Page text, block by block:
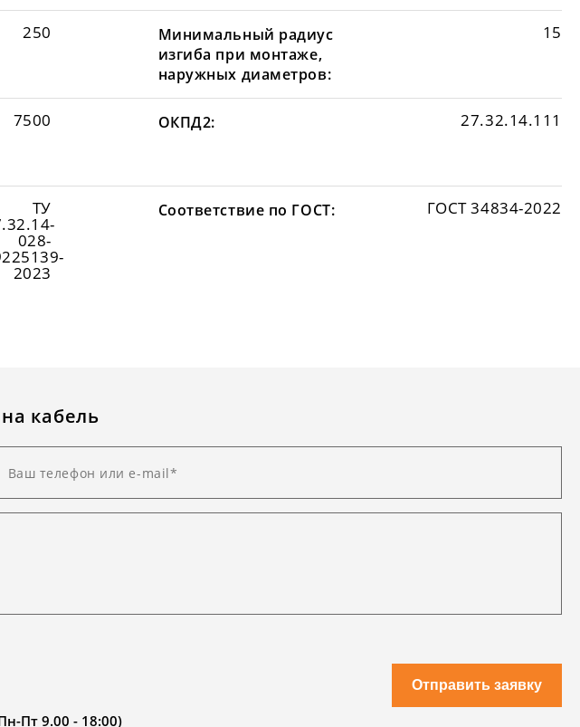
250
Минимальный радиус
изгиба при монтаже,
наружных диаметров:
15
7500 ОКПД2: 27.32.14.111
ТУ
028-
2023
Соответствие по ГОСТ: ГОСТ 34834-2022
кабель
Пт 9.00 - 18:00)
Отправить заявку